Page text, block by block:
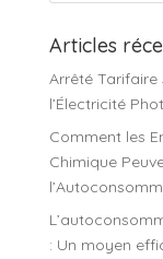
Articles
Arrêté Tarifaire
l’Électricité
Comment les
Chimique
: Un moyen